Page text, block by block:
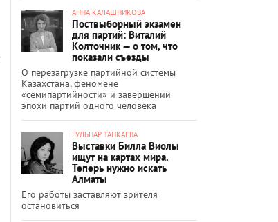
АННА КАЛАШНИКОВА
Поствыборный экзамен
для партий: Виталий
Колточник — о том, что
показали съезды
О перезагрузке партийной системы
Казахстана, феномене
«семипартийности» и завершении
эпохи партий одного человека
ГУЛЬНАР ТАНКАЕВА
Выставки Билла Виолы
ищут на картах мира.
Теперь нужно искать
Алматы
Его работы заставляют зрителя
остановиться